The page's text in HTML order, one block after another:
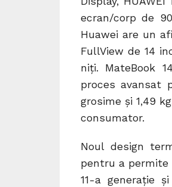
ecran/corp de
Huawei are un
FullView de 14
niți. MateBook
proces avansat
grosime și 1,49
consumator.
Noul design
pentru a permite
11-a generație